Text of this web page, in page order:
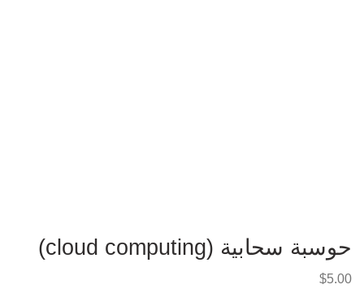
حوسبة سحابية (cloud computing)
$5.00